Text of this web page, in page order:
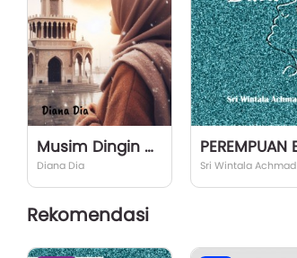
Musim Dingin di Izmir
Diana Dia Sri Wintala Achmad
Rekomendasi